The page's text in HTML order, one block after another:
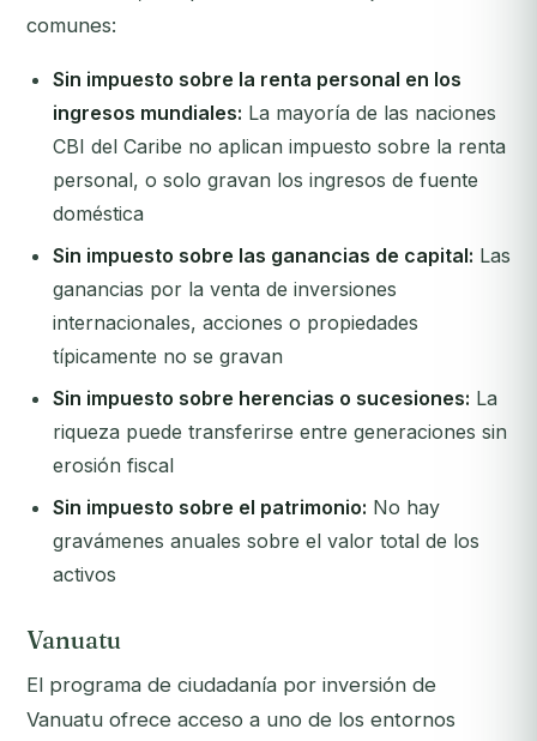
comunes:
Sin impuesto sobre la renta personal en los
ingresos mundiales: La mayoría de las naciones
CBI del Caribe no aplican impuesto sobre la renta
personal, o solo gravan los ingresos de fuente
doméstica
Sin impuesto sobre las ganancias de capital: Las
ganancias por la venta de inversiones
internacionales, acciones o propiedades
típicamente no se gravan
Sin impuesto sobre herencias o sucesiones: La
riqueza puede transferirse entre generaciones sin
erosión fiscal
Sin impuesto sobre el patrimonio: No hay
gravámenes anuales sobre el valor total de los
activos
Vanuatu
El programa de ciudadanía por inversión de
Vanuatu ofrece acceso a uno de los entornos